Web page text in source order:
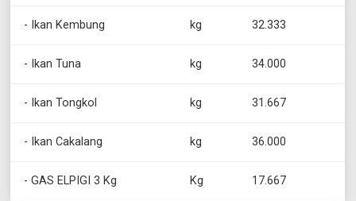
- Ikan Kembung kg 32.333
- Ikan Tuna kg 34.000
- Ikan Tongkol kg 31.667
- Ikan Cakalang kg 36.000
- GAS ELPIGI 3 Kg Kg 17.667